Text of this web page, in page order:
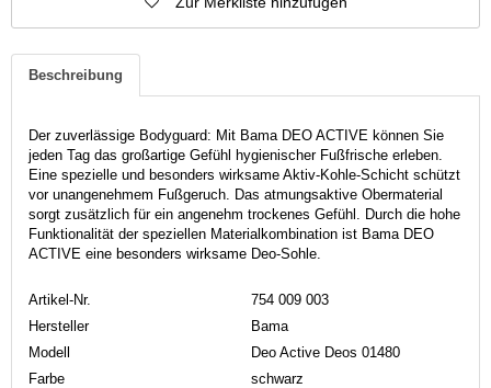
Beschreibung
Der zuverlässige Bodyguard: Mit Bama DEO ACTIVE können Sie
jeden Tag das großartige Gefühl hygienischer Fußfrische erleben.
Eine spezielle und besonders wirksame Aktiv-Kohle-Schicht schützt
vor unangenehmem Fußgeruch. Das atmungsaktive Obermaterial
sorgt zusätzlich für ein angenehm trockenes Gefühl. Durch die hohe
Funktionalität der speziellen Materialkombination ist Bama DEO
ACTIVE eine besonders wirksame Deo-Sohle.
Artikel-Nr.
754 009 003
Hersteller
Bama
Modell
Deo Active Deos 01480
Farbe
schwarz